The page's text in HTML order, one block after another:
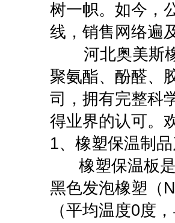
树一帜。如今，
线，销售网络遍
河北奥美斯橡
聚氨酯、酚醛、
司，拥有完整科
得业界的认可。
1、橡塑保温制
橡塑保温板是
黑色发泡橡塑（
（平均温度0度